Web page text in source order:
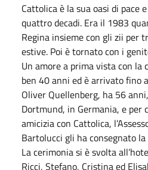
Cattolica è la sua oasi di pace
quattro decadi. Era il 1983
Regina insieme con gli zii per
estive. Poi è tornato con i
Un amore a prima vista con
ben 40 anni ed è arrivato fino
Oliver Quellenberg, ha 56
Dortmund, in Germania, e per
amicizia con Cattolica,
Bartolucci gli ha consegnato
La cerimonia si è svolta
Ricci, Stefano, Cristina ed